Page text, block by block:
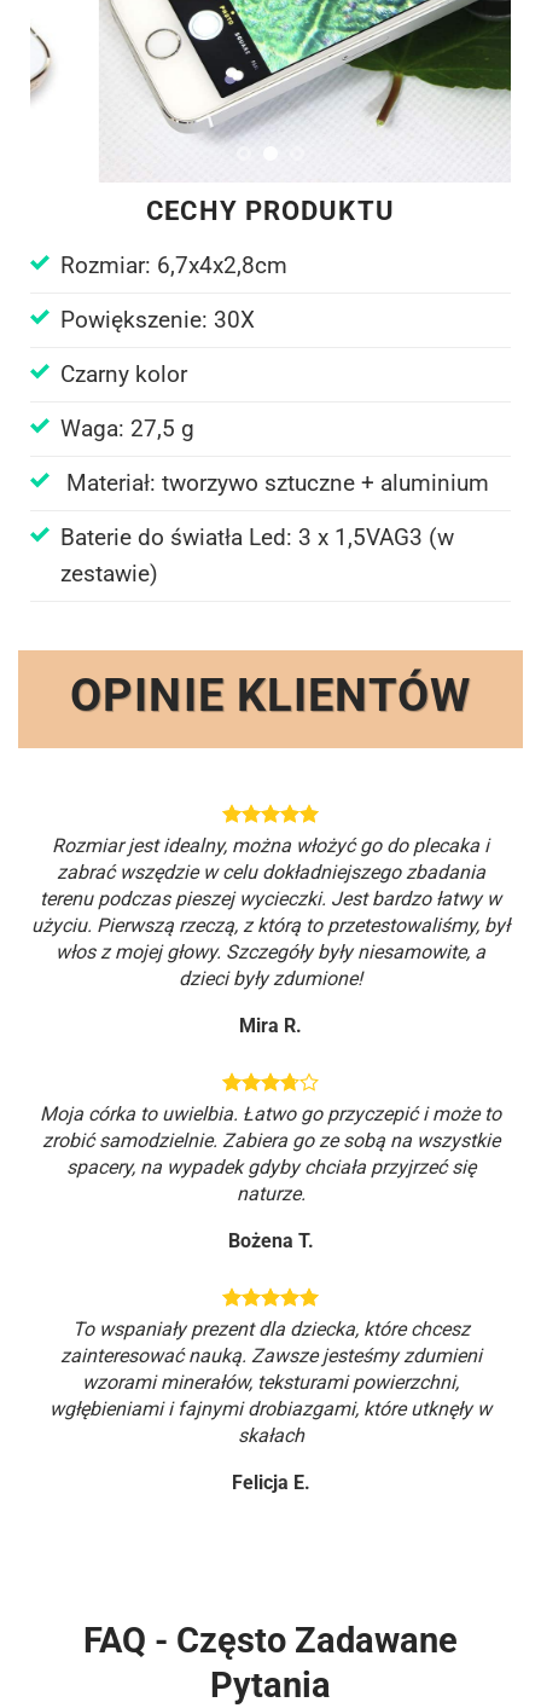
CECHY PRODUKTU
Rozmiar: 6,7x4x2,8cm
Powiększenie: 30X
Czarny kolor
Waga: 27,5 g
Materiał: tworzywo sztuczne + aluminium
Baterie do światła Led: 3 x 1,5VAG3 (w
zestawie)
OPINIE KLIENTÓW
Rozmiar jest idealny, można włożyć go do plecaka i
zabrać wszędzie w celu dokładniejszego zbadania
terenu podczas pieszej wycieczki. Jest bardzo łatwy w
użyciu. Pierwszą rzeczą, z którą to przetestowaliśmy, był
włos z mojej głowy. Szczegóły były niesamowite, a
dzieci były zdumione!
Mira R.
Moja córka to uwielbia. Łatwo go przyczepić i może to
zrobić samodzielnie. Zabiera go ze sobą na wszystkie
spacery, na wypadek gdyby chciała przyjrzeć się
naturze.
Bożena T.
To wspaniały prezent dla dziecka, które chcesz
zainteresować nauką. Zawsze jesteśmy zdumieni
wzorami minerałów, teksturami powierzchni,
wgłębieniami i fajnymi drobiazgami, które utknęły w
skałach
Felicja E.
FAQ - Często Zadawane
Pytania